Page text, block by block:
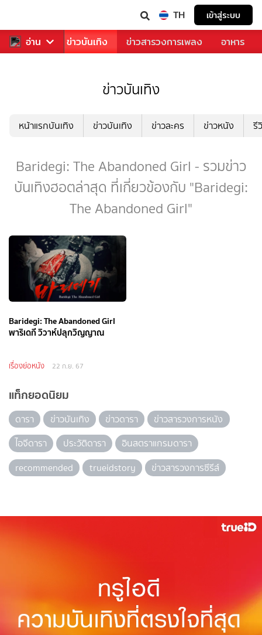
TH เข้าสู่ระบบ
อ่าน
ฬา ข่าว ข่าวบันเทิง ข่าวสารวงการเพลง อาหาร
ข่าวบันเทิง
หน้าแรกบันเทิง ข่าวบันเทิง ข่าวละคร ข่าวหนัง รี
Baridegi: The Abandoned Girl - รวมข่าว
บันเทิงฮอตล่าสุด ที่เกี่ยวข้องกับ "Baridegi:
The Abandoned Girl"
Baridegi: The Abandoned Girl
พาริเดกี วิวาห์ปลุกวิญญาณ
เรื่องย่อหนัง 22 ก.ย. 67
แท็กยอดนิยม
ดารา ข่าวบันเทิง ข่าวดารา
ข่าวสารวงการหนัง
ไอจีดารา
ประวัติดารา
อินสตราแกรมดารา
recommended
trueidstory ข่าวสารวงการซีรีส์